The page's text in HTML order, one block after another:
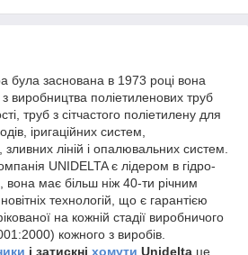
була заснована в 1973 році вона
виробництва поліетиленових труб
труб з сітчастого поліетилену для
іригаційних систем,
ліній і опалювальних систем.
UNIDELTA є лідером в гідро-
вона має більш ніж 40-ти річним
технологій, що є гарантією
на кожній стадії виробничого
кожного з виробів.
і затискні хомути Unidelta це